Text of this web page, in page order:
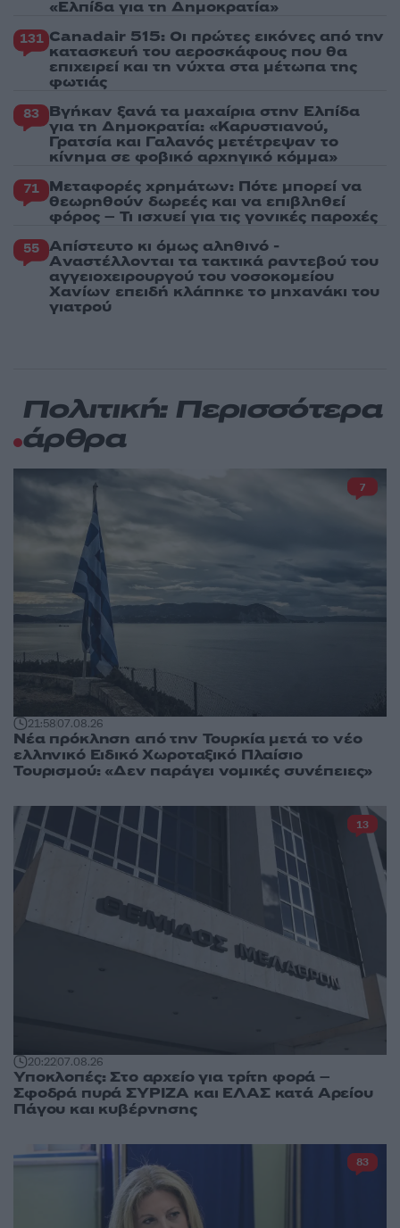
«Ελπίδα για τη Δημοκρατία»
131 Canadair 515: Οι πρώτες εικόνες από την
κατασκευή του αεροσκάφους που θα
επιχειρεί και τη νύχτα στα μέτωπα της
φωτιάς
83 Βγήκαν ξανά τα μαχαίρια στην Ελπίδα
για τη Δημοκρατία: «Καρυστιανού,
Γρατσία και Γαλανός μετέτρεψαν το
κίνημα σε φοβικό αρχηγικό κόμμα»
71 Μεταφορές χρημάτων: Πότε μπορεί να
θεωρηθούν δωρεές και να επιβληθεί
φόρος – Τι ισχυεί για τις γονικές παροχές
55 Απίστευτο κι όμως αληθινό -
Aναστέλλονται τα τακτικά ραντεβού του
αγγειοχειρουργού του νοσοκομείου
Χανίων επειδή κλάπηκε το μηχανάκι του
γιατρού
Πολιτική: Περισσότερα
άρθρα
21:5807.08.26
Νέα πρόκληση από την Τουρκία μετά το νέο
ελληνικό Ειδικό Χωροταξικό Πλαίσιο
Τουρισμού: «Δεν παράγει νομικές συνέπειες»
7
20:2207.08.26
Υποκλοπές: Στο αρχείο για τρίτη φορά –
Σφοδρά πυρά ΣΥΡΙΖΑ και ΕΛΑΣ κατά Αρείου
Πάγου και κυβέρνησης
13
83